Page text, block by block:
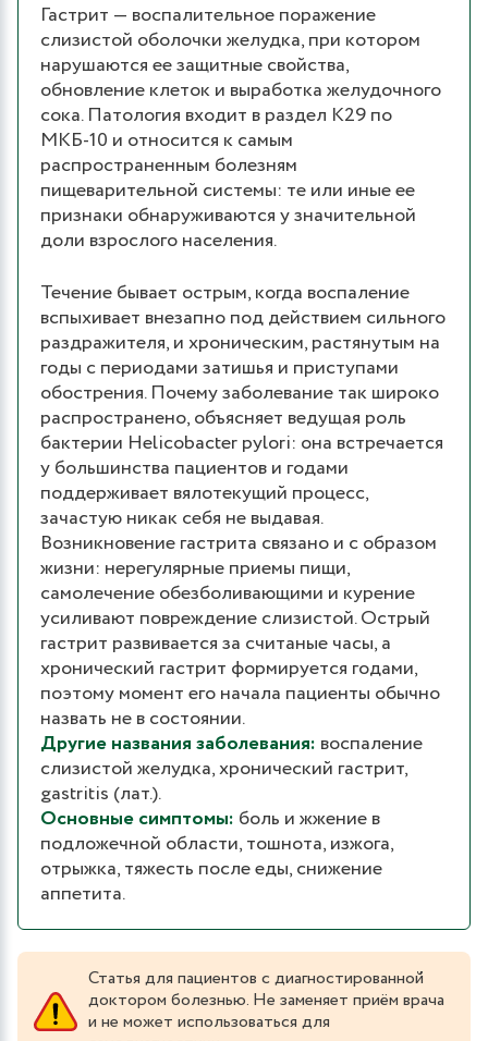
Гастрит — воспалительное поражение
слизистой оболочки желудка, при котором
нарушаются ее защитные свойства,
обновление клеток и выработка желудочного
сока. Патология входит в раздел K29 по
МКБ-10 и относится к самым
распространенным болезням
пищеварительной системы: те или иные ее
признаки обнаруживаются у значительной
доли взрослого населения.
Течение бывает острым, когда воспаление
вспыхивает внезапно под действием сильного
раздражителя, и хроническим, растянутым на
годы с периодами затишья и приступами
обострения. Почему заболевание так широко
распространено, объясняет ведущая роль
бактерии Helicobacter pylori: она встречается
у большинства пациентов и годами
поддерживает вялотекущий процесс,
зачастую никак себя не выдавая.
Возникновение гастрита связано и с образом
жизни: нерегулярные приемы пищи,
самолечение обезболивающими и курение
усиливают повреждение слизистой. Острый
гастрит развивается за считаные часы, а
хронический гастрит формируется годами,
поэтому момент его начала пациенты обычно
назвать не в состоянии.
Другие названия заболевания: воспаление
слизистой желудка, хронический гастрит,
gastritis (лат.).
Основные симптомы: боль и жжение в
подложечной области, тошнота, изжога,
отрыжка, тяжесть после еды, снижение
аппетита.
Статья для пациентов с диагностированной
доктором болезнью. Не заменяет приём врача
и не может использоваться для